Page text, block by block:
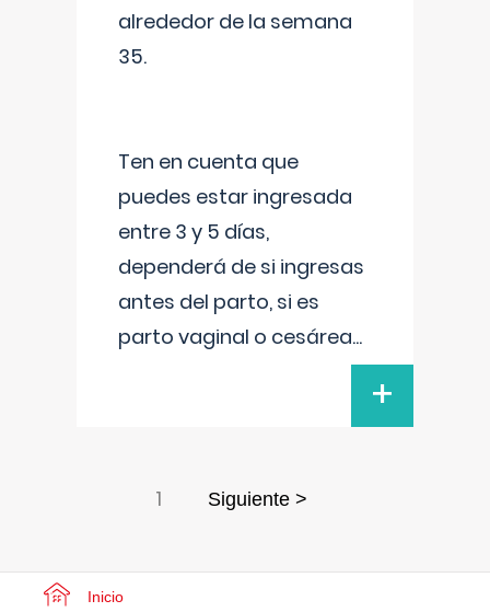
alrededor de la semana
35.
Ten en cuenta que
puedes estar ingresada
entre 3 y 5 días,
dependerá de si ingresas
antes del parto, si es
parto vaginal o cesárea...
+
1 Siguiente >
Inicio